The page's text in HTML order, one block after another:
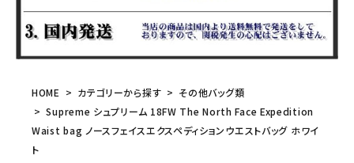
HOME カテゴリーから探す
その他バッグ類
Supreme シュプリーム 18FW The North Face Expedition
Waist bag ノースフェイスエクスペディションウエストバッグ ホワイ
ト